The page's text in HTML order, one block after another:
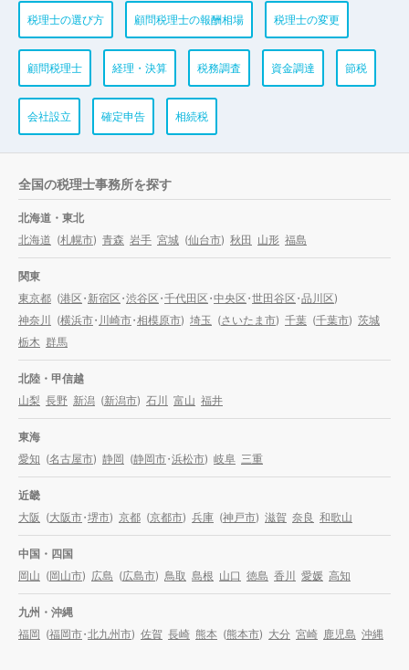
税理士の選び方 顧問税理士の報酬相場 税理士の変更
顧問税理士 経理・決算 税務調査 資金調達 節税
会社設立 確定申告 相続税
全国の税理士事務所を探す
北海道・東北
北海道 (札幌市) 青森 岩手 宮城 (仙台市) 秋田 山形 福島
関東
東京都 (港区・新宿区・渋谷区・千代田区・中央区・世田谷区・品川区)
神奈川
(横浜市・川崎市・相模原市) 埼玉 (さいたま市) 千葉 (千葉市) 茨城
栃木 群馬
北陸・甲信越
山梨 長野 新潟 (新潟市) 石川 富山 福井
東海
愛知 (名古屋市) 静岡 (静岡市・浜松市) 岐阜 三重
近畿
大阪 (大阪市・堺市) 京都 (京都市) 兵庫 (神戸市) 滋賀 奈良 和歌山
中国・四国
岡山 (岡山市) 広島 (広島市) 鳥取 島根 山口 徳島 香川 愛媛 高知
九州・沖縄
福岡 (福岡市・北九州市) 佐賀 長崎 熊本 (熊本市) 大分 宮崎 鹿児島 沖縄